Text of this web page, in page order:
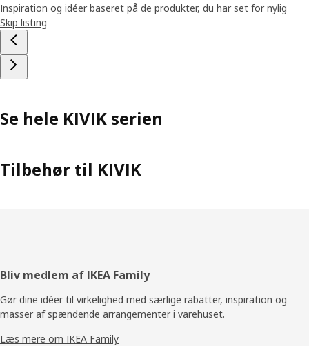
Inspiration og idéer baseret på de produkter, du har set for nylig
Skip listing
Se hele KIVIK serien
Tilbehør til KIVIK
Footer
Bliv medlem af IKEA Family
Gør dine idéer til virkelighed med særlige rabatter, inspiration og
masser af spændende arrangementer i varehuset.
Læs mere om IKEA Family